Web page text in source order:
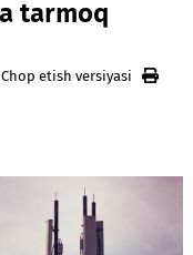
tarmoq